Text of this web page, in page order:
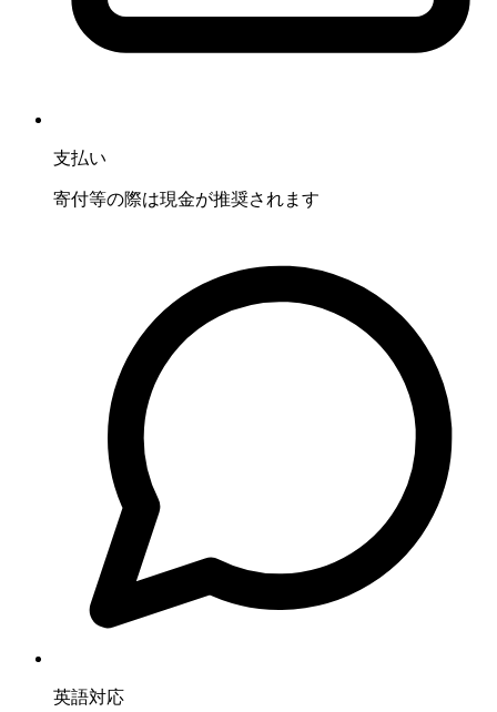
支払い
寄付等の際は現金が推奨されます
英語対応